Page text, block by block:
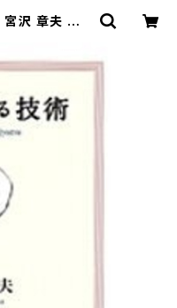
宮沢 章夫 著 |